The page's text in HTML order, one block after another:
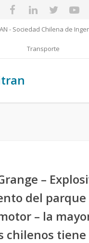
- Sociedad Chilena de
Transporte
–
del parque
– la
chilenos